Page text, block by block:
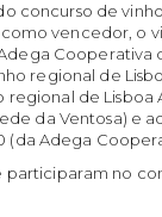
concurso de
vencedor, o
Cooperativa
regional de
regional de Lisboa
da Ventosa) e
(da Adega
participaram no